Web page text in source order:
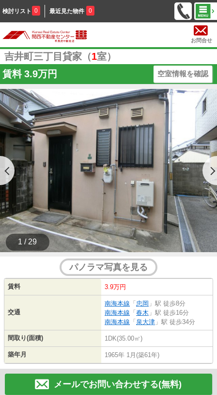
検討リスト 0 最近見た物件 0
お問合せ
吉井町三丁目貸家（1室）
賃料 3.9万円 空室情報を確認
1 / 29
パノラマ写真を見る
賃料 3.9万円
交通
南海本線 「 忠岡 」駅 徒歩8分
南海本線 「 春木 」駅 徒歩16分
南海本線 「 泉大津 」駅 徒歩34分
間取り(面積) 1DK(35.00㎡)
築年月 1965年 1月(築61年)
メールでお問い合わせする(無料)